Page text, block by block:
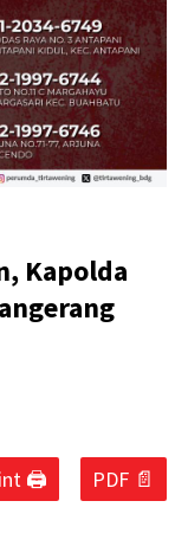
Kapolda
🖨 PDF 📄